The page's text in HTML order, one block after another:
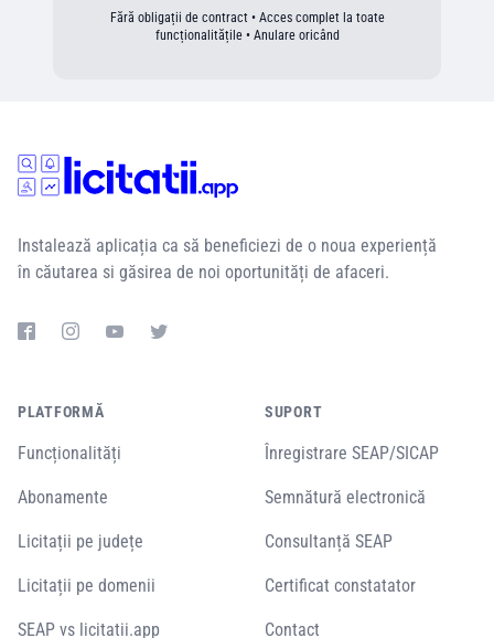
Fără obligații de contract • Acces complet la toate
funcționalitățile • Anulare oricând
Instalează aplicația ca să beneficiezi de o noua experiență
în căutarea si găsirea de noi oportunități de afaceri.
PLATFORMĂ
Funcționalități
Abonamente
Licitații pe județe
Licitații pe domenii
SEAP vs licitatii.app
SUPORT
Înregistrare SEAP/SICAP
Semnătură electronică
Consultanță SEAP
Certificat constatator
Contact